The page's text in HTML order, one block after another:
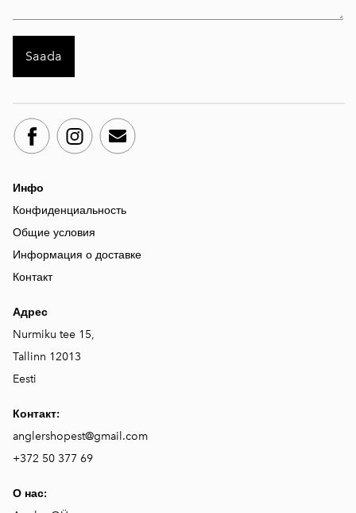
Инфо
Конфиденциальность
Общие условия
Информация о доставке
Контакт
Адрес
Nurmiku tee 15,
Tallinn 12013
Eesti
Контакт:
anglershopest@gmail.com
+372 50 377 69
О нас: